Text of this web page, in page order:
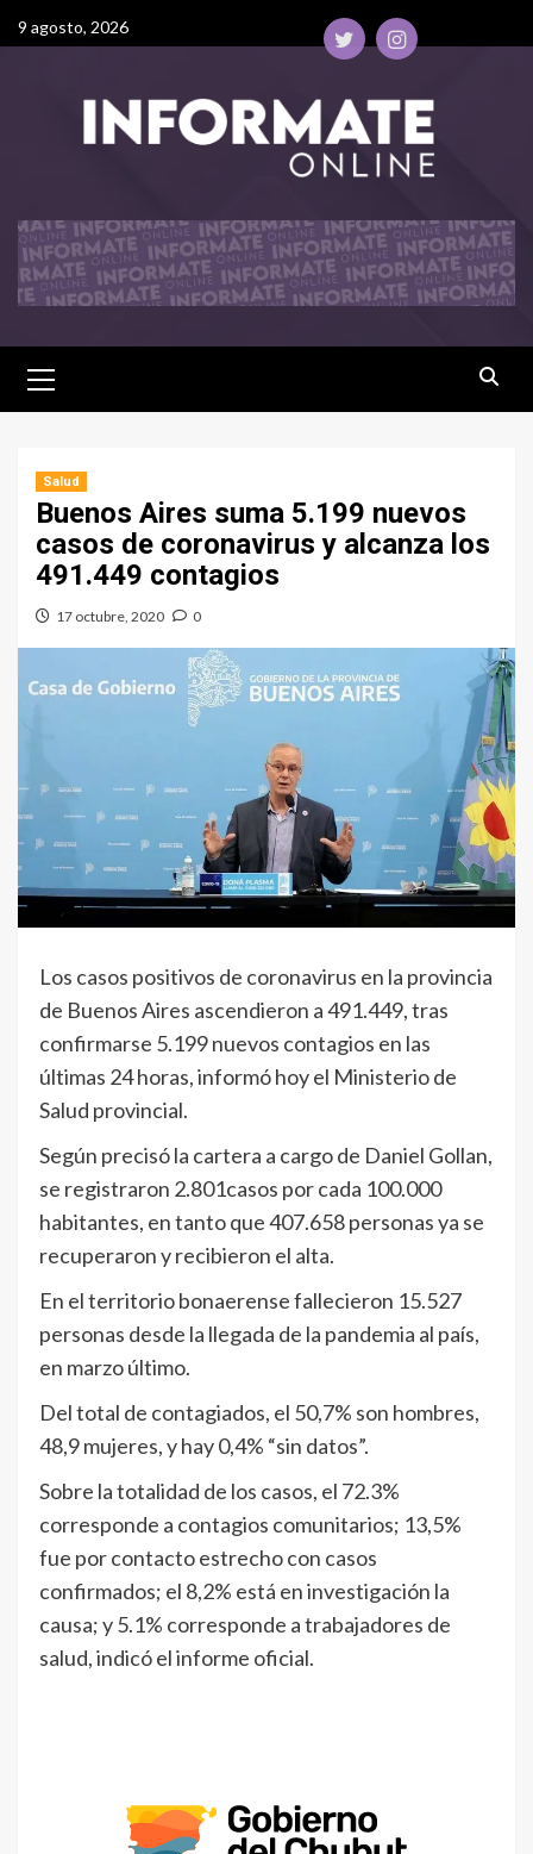
9 agosto, 2026
Salud
Buenos Aires suma 5.199 nuevos
casos de coronavirus y alcanza los
491.449 contagios
17 octubre, 2020 0
Los casos positivos de coronavirus en la provincia
de Buenos Aires ascendieron a 491.449, tras
confirmarse 5.199 nuevos contagios en las
últimas 24 horas, informó hoy el Ministerio de
Salud provincial.
Según precisó la cartera a cargo de Daniel Gollan,
se registraron 2.801casos por cada 100.000
habitantes, en tanto que 407.658 personas ya se
recuperaron y recibieron el alta.
En el territorio bonaerense fallecieron 15.527
personas desde la llegada de la pandemia al país,
en marzo último.
Del total de contagiados, el 50,7% son hombres,
48,9 mujeres, y hay 0,4% “sin datos”.
Sobre la totalidad de los casos, el 72.3%
corresponde a contagios comunitarios; 13,5%
fue por contacto estrecho con casos
confirmados; el 8,2% está en investigación la
causa; y 5.1% corresponde a trabajadores de
salud, indicó el informe oficial.